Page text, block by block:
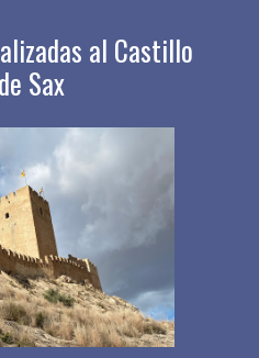
al Castillo
de Sax